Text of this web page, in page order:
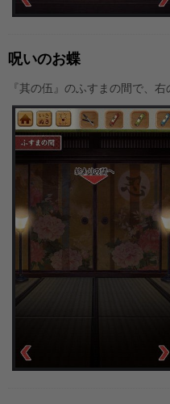
呪いのお蝶
『其の伍』のふすまの間で、